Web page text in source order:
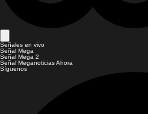
Señales en vivo
Señal Mega
Señal Mega 2
Señal Meganoticias Ahora
Síguenos